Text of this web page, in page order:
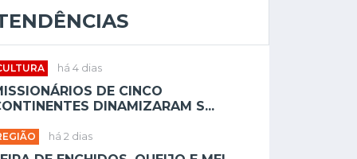
há 4 dias
DE CINCO
DINAMIZARAM S...
há 2 dias